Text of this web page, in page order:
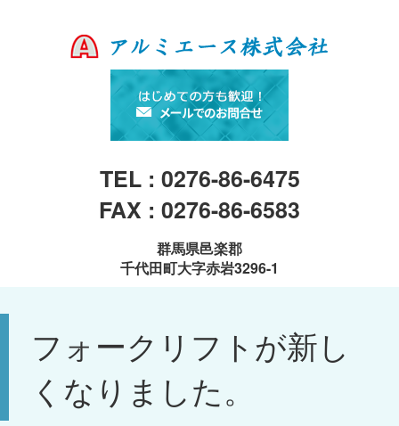
TEL : 0276-86-6475
FAX : 0276-86-6583
群馬県邑楽郡
千代田町大字赤岩3296-1
フォークリフトが新し
くなりました。